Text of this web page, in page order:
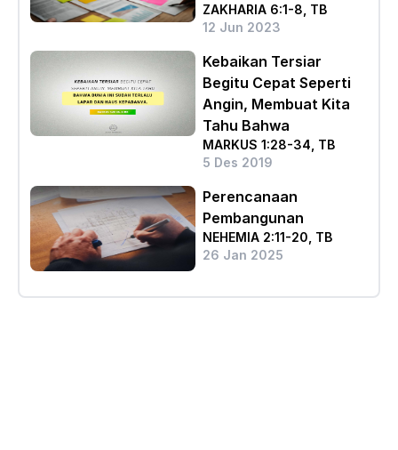
ZAKHARIA 6:1-8, TB
12 Jun 2023
Kebaikan Tersiar
Begitu Cepat Seperti
Angin, Membuat Kita
Tahu Bahwa
MARKUS 1:28-34, TB
5 Des 2019
Perencanaan
Pembangunan
NEHEMIA 2:11-20, TB
26 Jan 2025